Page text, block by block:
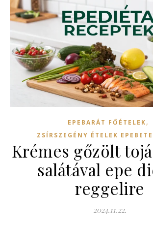
EPEBARÁT FŐÉTELEK,
ZSÍRSZEGÉNY ÉTELEK
Krémes gőzölt
salátával epe
reggelire
2024.11.22.